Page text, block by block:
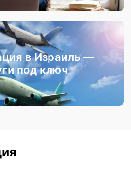
в Израиль —
под ключ